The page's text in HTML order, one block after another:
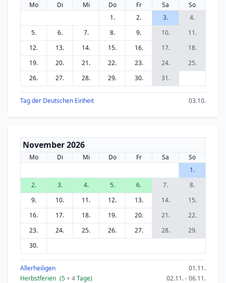
Mo Di Mi Do Fr Sa
So
1.
2. 3.
4.
5.
6. 7. 8. 9. 10.
11.
12.
13. 14. 15. 16. 17.
18.
19.
20. 21. 22. 23. 24.
25.
26.
27. 28. 29. 30. 31.
Tag der Deutschen Einheit 03.10.
November 2026
Mo Di Mi Do Fr Sa
So
1.
2.
3. 4. 5. 6. 7.
8.
9.
10. 11. 12. 13. 14.
15.
16.
17. 18. 19. 20. 21.
22.
23.
24. 25. 26. 27. 28.
29.
30.
Allerheiligen
01.11.
Herbstferien (5+ 4Tage) 02.11. - 06.11.